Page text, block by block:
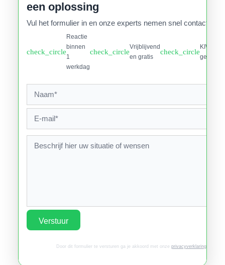
een oplossing
Vul het formulier in en onze experts nemen snel contact op.
check_circle
Reactie
binnen
1
werkdag
check_circle
Vrijblijvend
en gratis
check_circle
KIWA
Verstuur
Door dit formulier te versturen ga je akkoord met onze privacyverklaring.